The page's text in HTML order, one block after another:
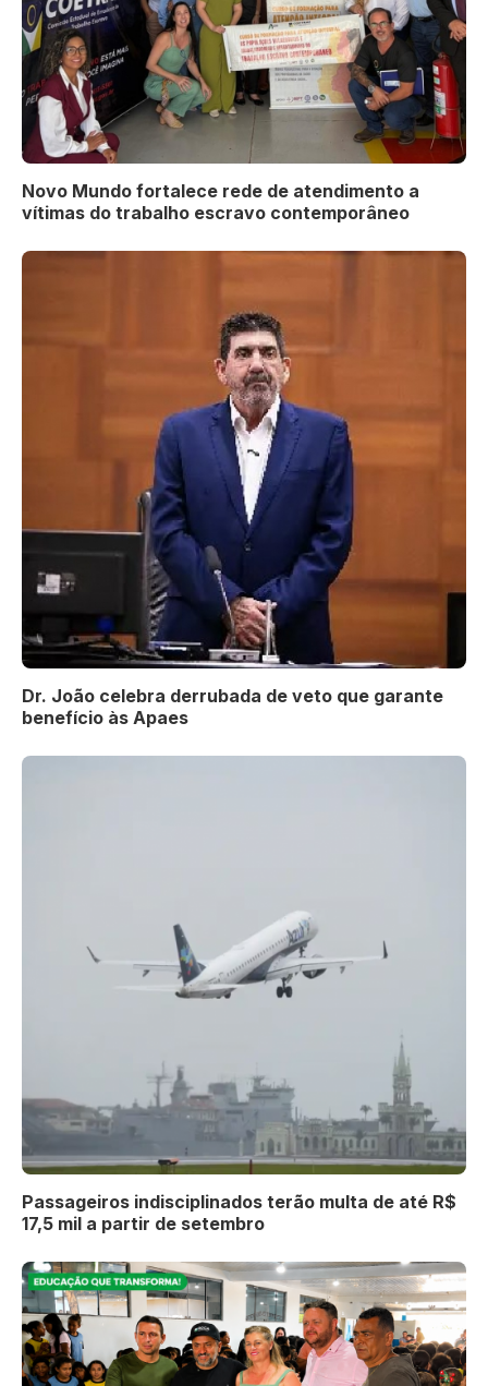
Novo Mundo fortalece rede de atendimento a
vítimas do trabalho escravo contemporâneo
Dr. João celebra derrubada de veto que garante
benefício às Apaes
Passageiros indisciplinados terão multa de até R$
17,5 mil a partir de setembro